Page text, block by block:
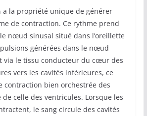
la propriété unique de générer
de contraction. Ce rythme prend
nœud sinusal situé dans l’oreillette
générées dans le nœud
via le tissu conducteur du cœur des
vers les cavités inférieures, ce
contraction bien orchestrée des
celle des ventricules. Lorsque les
le sang circule des cavités